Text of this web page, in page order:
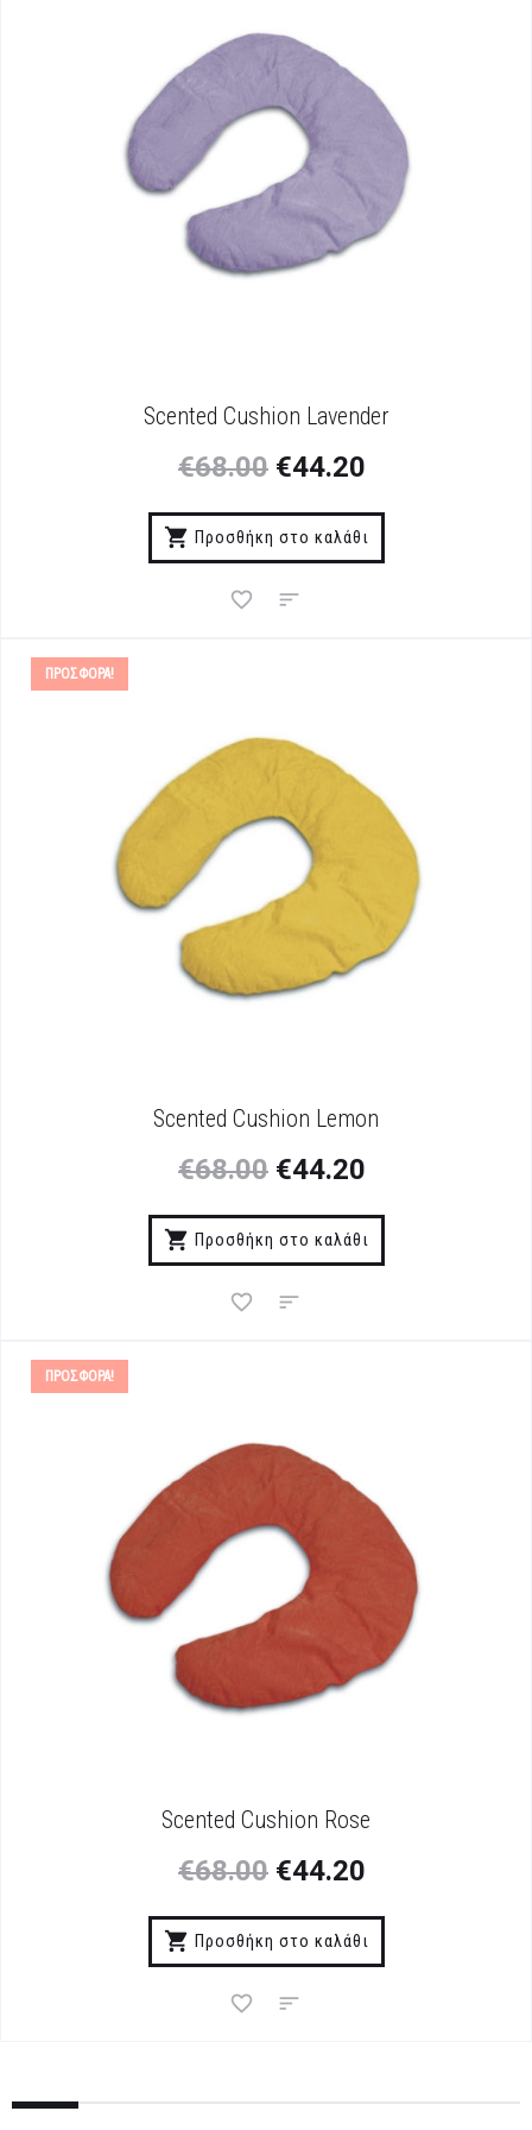
Scented Cushion Lavender
€68.00 €44.20
Προσθήκη στο καλάθι
ΠΡΟΣΦΟΡΆ!
Scented Cushion Lemon
€68.00 €44.20
Προσθήκη στο καλάθι
ΠΡΟΣΦΟΡΆ!
Scented Cushion Rose
€68.00 €44.20
Προσθήκη στο καλάθι